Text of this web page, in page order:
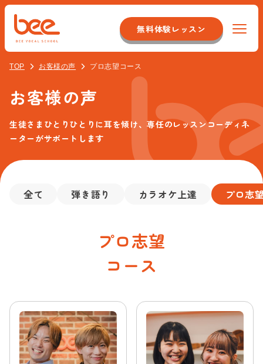
無料体験レッスン
Beeについて
特徴
システム
よくある質問
コース紹介
初心者ボーカルコース
音痴克服コース
プロ志望コース
弾き語りコース
ボイストレーナー養成コース
動画サイト/SNSアップコース
料金
池袋校
渋谷校
会社概要
プライバシーポリシー
TOP お客様の声 プロ志望コース
お客様の声
生徒さまひとりひとりに耳を傾け、専任のレッスンコーディネ
ーターがサポートします
全て 弾き語り カラオケ上達 プロ志
プロ志望
コース